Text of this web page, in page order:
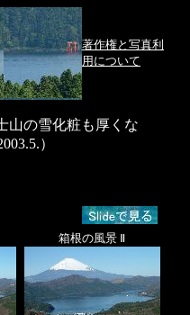
著作権と写真利
用について
山の雪化粧も厚くな
）
箱根の風景 Ⅱ